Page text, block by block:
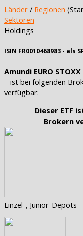
Länder / Regionen
Sektoren
Holdings
ISIN FR0010468983 - als
Amundi EURO
– ist bei folgenden
verfügbar:
Dieser ETF
Brokern
Einzel-, Junior-Depots